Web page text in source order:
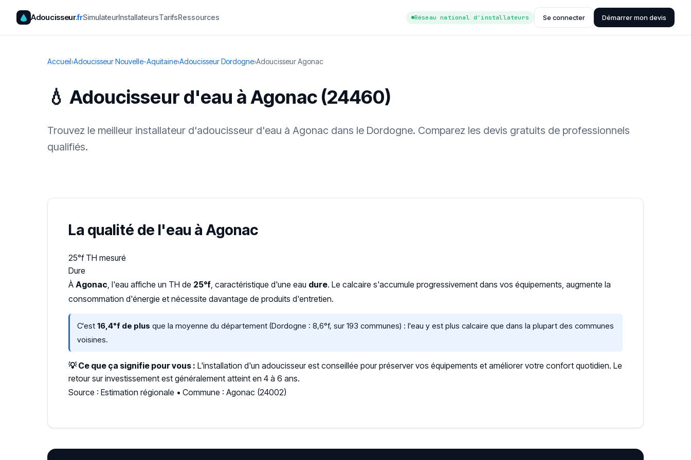
Adoucisseur.frSimulateurInstallateursTarifsRessources Réseau national d'installateurs Se connecter Démarrer mon devis
Accueil›Adoucisseur Nouvelle-Aquitaine›Adoucisseur Dordogne›Adoucisseur Agonac
💧 Adoucisseur d'eau à Agonac (24460)
Trouvez le meilleur installateur d'adoucisseur d'eau à Agonac dans le Dordogne. Comparez les devis gratuits de professionnels
qualifiés.
La qualité de l'eau à Agonac
25°f TH mesuré
Dure
À Agonac, l'eau affiche un TH de 25°f, caractéristique d'une eau dure. Le calcaire s'accumule progressivement dans vos équipements, augmente la
consommation d'énergie et nécessite davantage de produits d'entretien.
C'est 16,4°f de plus que la moyenne du département (Dordogne : 8,6°f, sur 193 communes) : l'eau y est plus calcaire que dans la plupart des communes
voisines.
💡 Ce que ça signifie pour vous : L'installation d'un adoucisseur est conseillée pour préserver vos équipements et améliorer votre confort quotidien. Le
retour sur investissement est généralement atteint en 4 à 6 ans.
Source : Estimation régionale • Commune : Agonac (24002)